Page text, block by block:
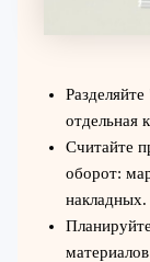
отдельная
Считайте
оборот:
накладных.